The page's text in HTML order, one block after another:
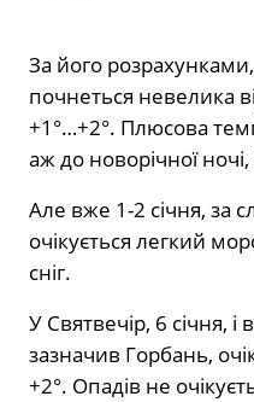
За його
почнеться невелика
+1°…+2°. Плюсова
аж до новорічної
Але вже 1-2 січня, за
очікується легкий
сніг.
У Святвечір, 6 січня, і
зазначив Горбань,
+2°. Опадів не